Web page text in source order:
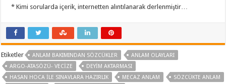
* Kimi sorularda içerik, internetten alıntılanarak derlenmiştir…
Etiketler ANLAM BAKIMINDAN SÖZCÜKLER
ANLAM OLAYLARI
ARGO-ATASÖZÜ- VECIZE
DEYIM AKTARMASI
HASAN HOCA ILE SINAVLARA HAZIRLIK
MECAZ ANLAM
SÖZCÜKTE ANLAM